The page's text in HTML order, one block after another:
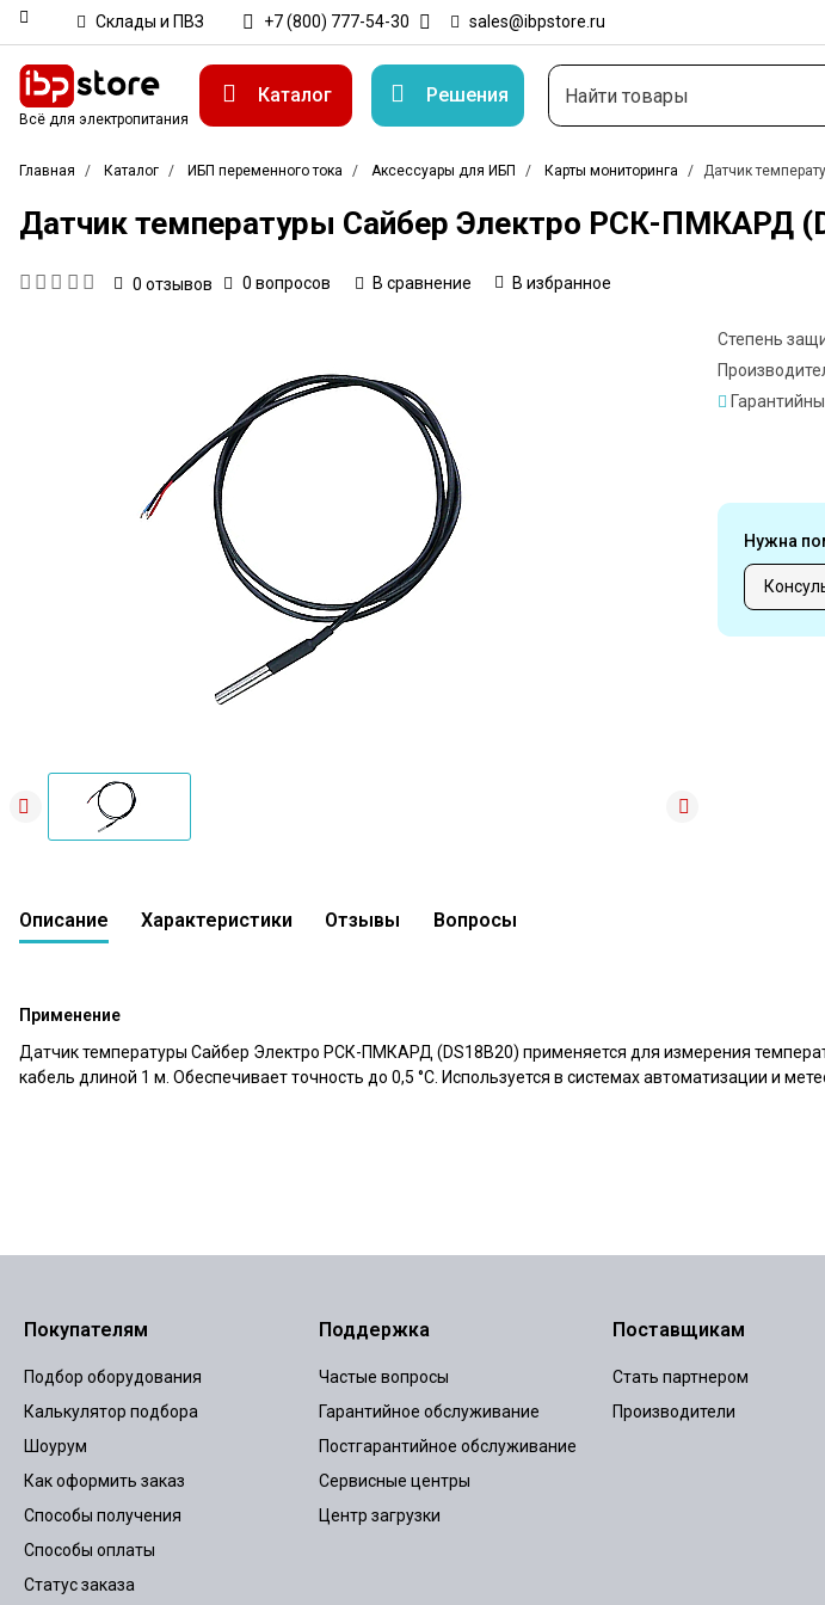
Склады и ПВЗ +7 (800) 777-54-30 sales@ibpstore.ru
Всё для электропитания
Каталог Решения
Главная Каталог ИБП переменного тока Аксессуары для ИБП Карты мониторинга Датчик
Датчик температуры Сайбер Электро РСК-ПМКАРД
0 отзывов 0 вопросов В сравнение В избранное
Степень
Нужна
Описание Характеристики Отзывы Вопросы
Применение
Датчик температуры Сайбер Электро РСК-ПМКАРД (DS18B20) применяется для измерения
кабель длиной 1 м. Обеспечивает точность до 0,5 °C. Используется в системах автоматизации и
Покупателям
Подбор оборудования
Калькулятор подбора
Шоурум
Как оформить заказ
Способы получения
Способы оплаты
Статус заказа
Поддержка
Частые вопросы
Гарантийное обслуживание
Постгарантийное обслуживание
Сервисные центры
Центр загрузки
Поставщикам
Стать партнером
Производители